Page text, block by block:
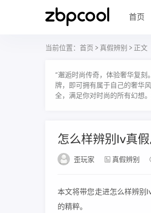
首页
当前位置： 首页 > 真假辨别 > 正文
“邂逅时尚传奇，体验奢华复刻
牌，即可拥有属于自己的奢华
全，满足你对时尚的所有幻想
怎么样辨别lv真
歪玩家 真假辨别
本文将带您走进怎么样辨别
的精粹。